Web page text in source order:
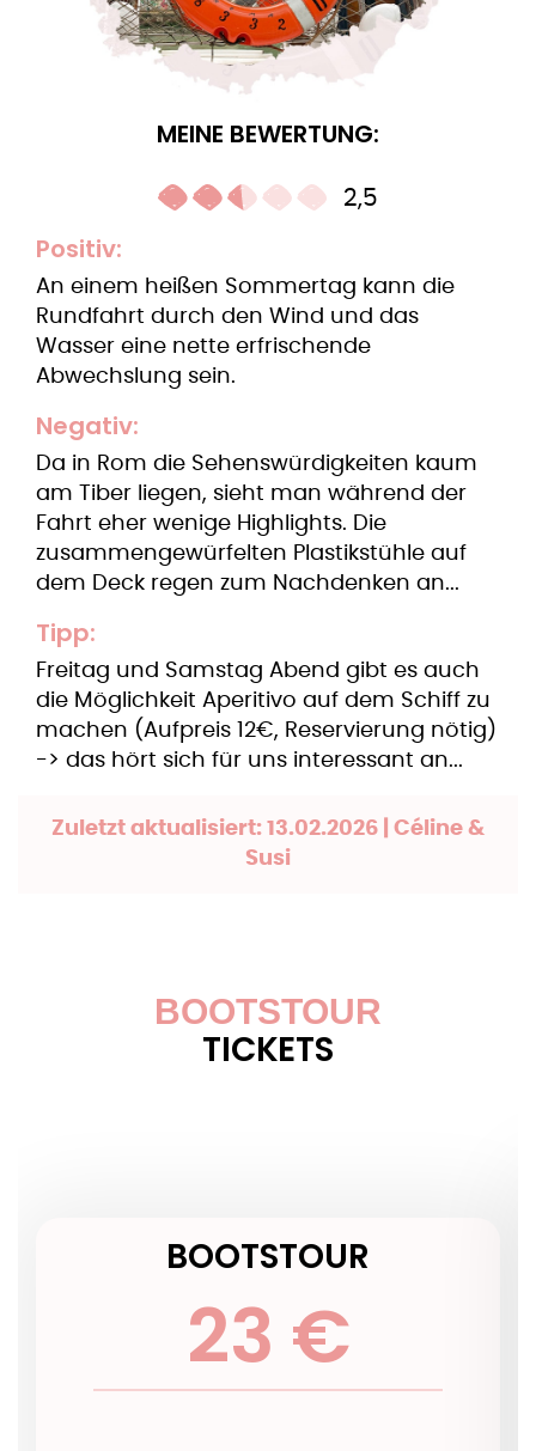
MEINE BEWERTUNG:
2,5
Positiv:
An einem heißen Sommertag kann die
Rundfahrt durch den Wind und das
Wasser eine nette erfrischende
Abwechslung sein.
Negativ:
Da in Rom die Sehenswürdigkeiten kaum
am Tiber liegen, sieht man während der
Fahrt eher wenige Highlights. Die
zusammengewürfelten Plastikstühle auf
dem Deck regen zum Nachdenken an...
Tipp:
Freitag und Samstag Abend gibt es auch
die Möglichkeit Aperitivo auf dem Schiff zu
machen (Aufpreis 12€, Reservierung nötig)
-> das hört sich für uns interessant an...
Zuletzt aktualisiert: 13.02.2026 | Céline &
Susi
BOOTSTOUR
TICKETS
BOOTSTOUR
23 €